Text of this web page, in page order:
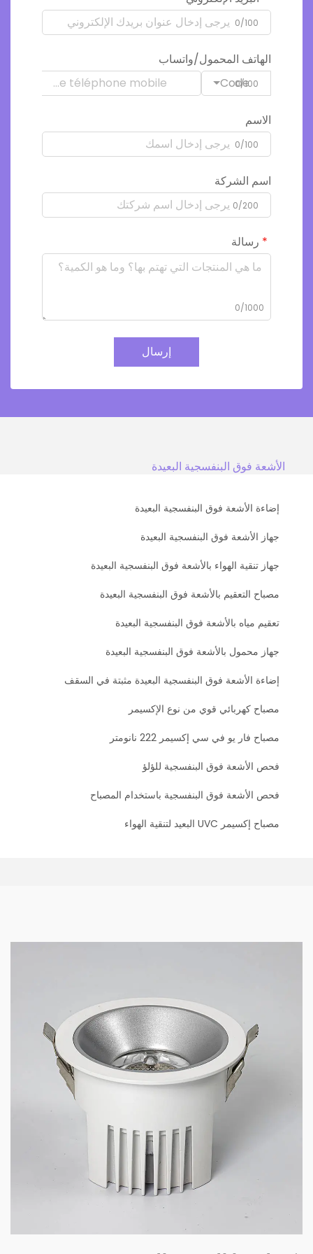
0/100
الهاتف المحمول/واتساب
Code
0/100
الاسم
0/100
اسم الشركة
0/200
رسالة
0/1000
إرسال
الأشعة فوق البنفسجية البعيدة
إضاءة الأشعة فوق البنفسجية البعيدة
جهاز الأشعة فوق البنفسجية البعيدة
جهاز تنقية الهواء بالأشعة فوق البنفسجية البعيدة
مصباح التعقيم بالأشعة فوق البنفسجية البعيدة
تعقيم مياه بالأشعة فوق البنفسجية البعيدة
جهاز محمول بالأشعة فوق البنفسجية البعيدة
إضاءة الأشعة فوق البنفسجية البعيدة مثبتة في السقف
مصباح كهربائي قوي من نوع الإكسيمر
مصباح فار يو في سي إكسيمر 222 نانومتر
فحص الأشعة فوق البنفسجية للؤلؤ
فحص الأشعة فوق البنفسجية باستخدام المصباح
مصباح إكسيمر UVC البعيد لتنقية الهواء